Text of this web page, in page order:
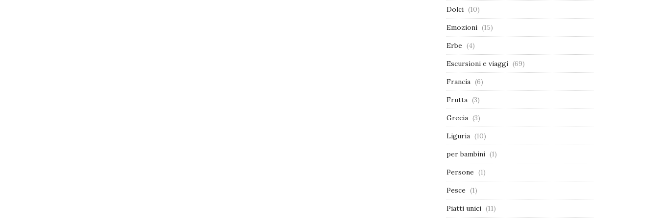
Dolci (10)
Emozioni (15)
Erbe (4)
Escursioni e viaggi (69)
Francia (6)
Frutta (3)
Grecia (3)
Liguria (10)
per bambini (1)
Persone (1)
Pesce (1)
Piatti unici (11)